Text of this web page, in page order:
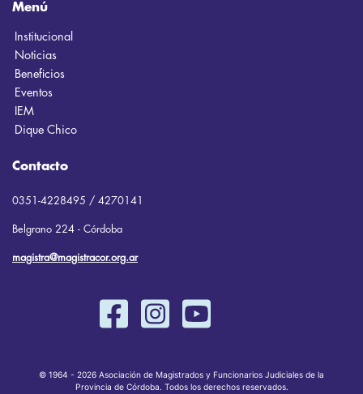
Menú
Institucional
Noticias
Beneficios
Eventos
IEM
Dique Chico
Contacto
0351-4228495 / 4270141
Belgrano 224 - Córdoba
magistra@magistracor.org.ar
© 1964 - 2026 Asociación de Magistrados y Funcionarios Judiciales de la
Provincia de Córdoba. Todos los derechos reservados.